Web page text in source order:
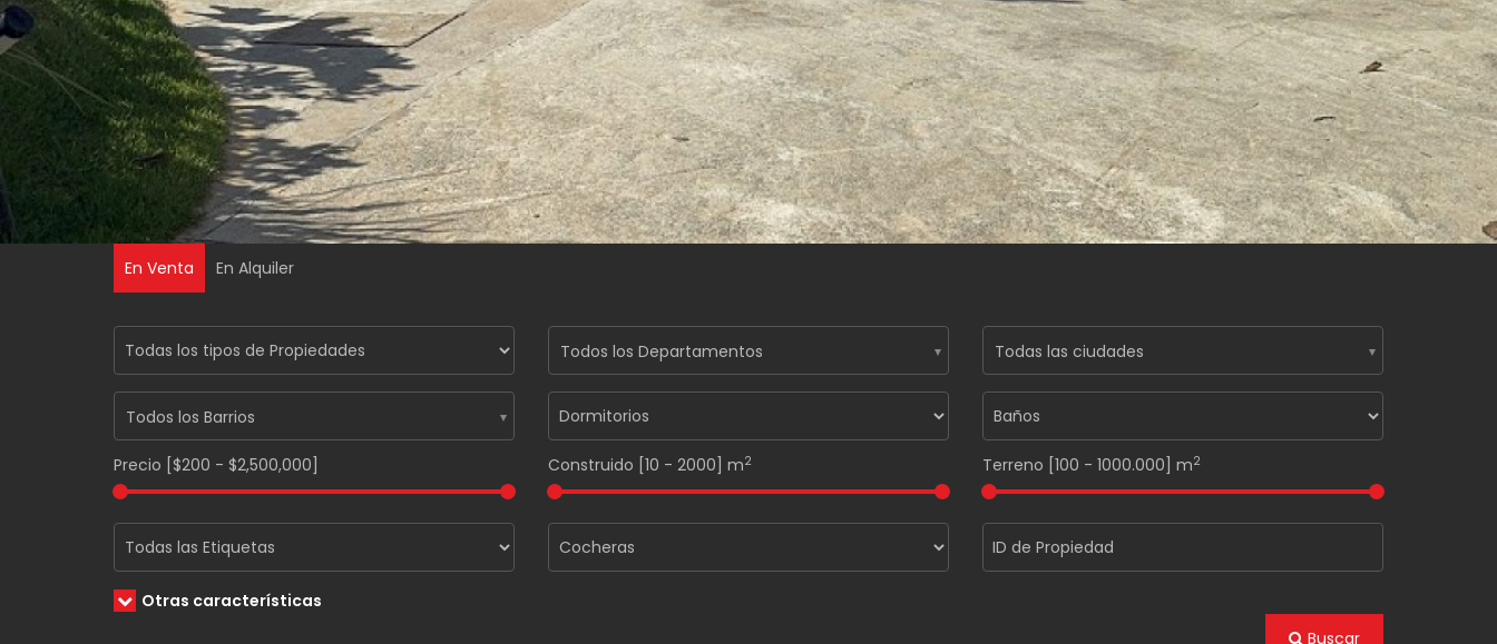
En Venta En Alquiler
Todos los Departamentos Todas las ciudades
Todos los Barrios
Precio [ $200 - $2,500,000 Construido [ 10 - 2000 ] m2 Terreno [ 100 - 1000.000 ] m2
Otras características
Buscar